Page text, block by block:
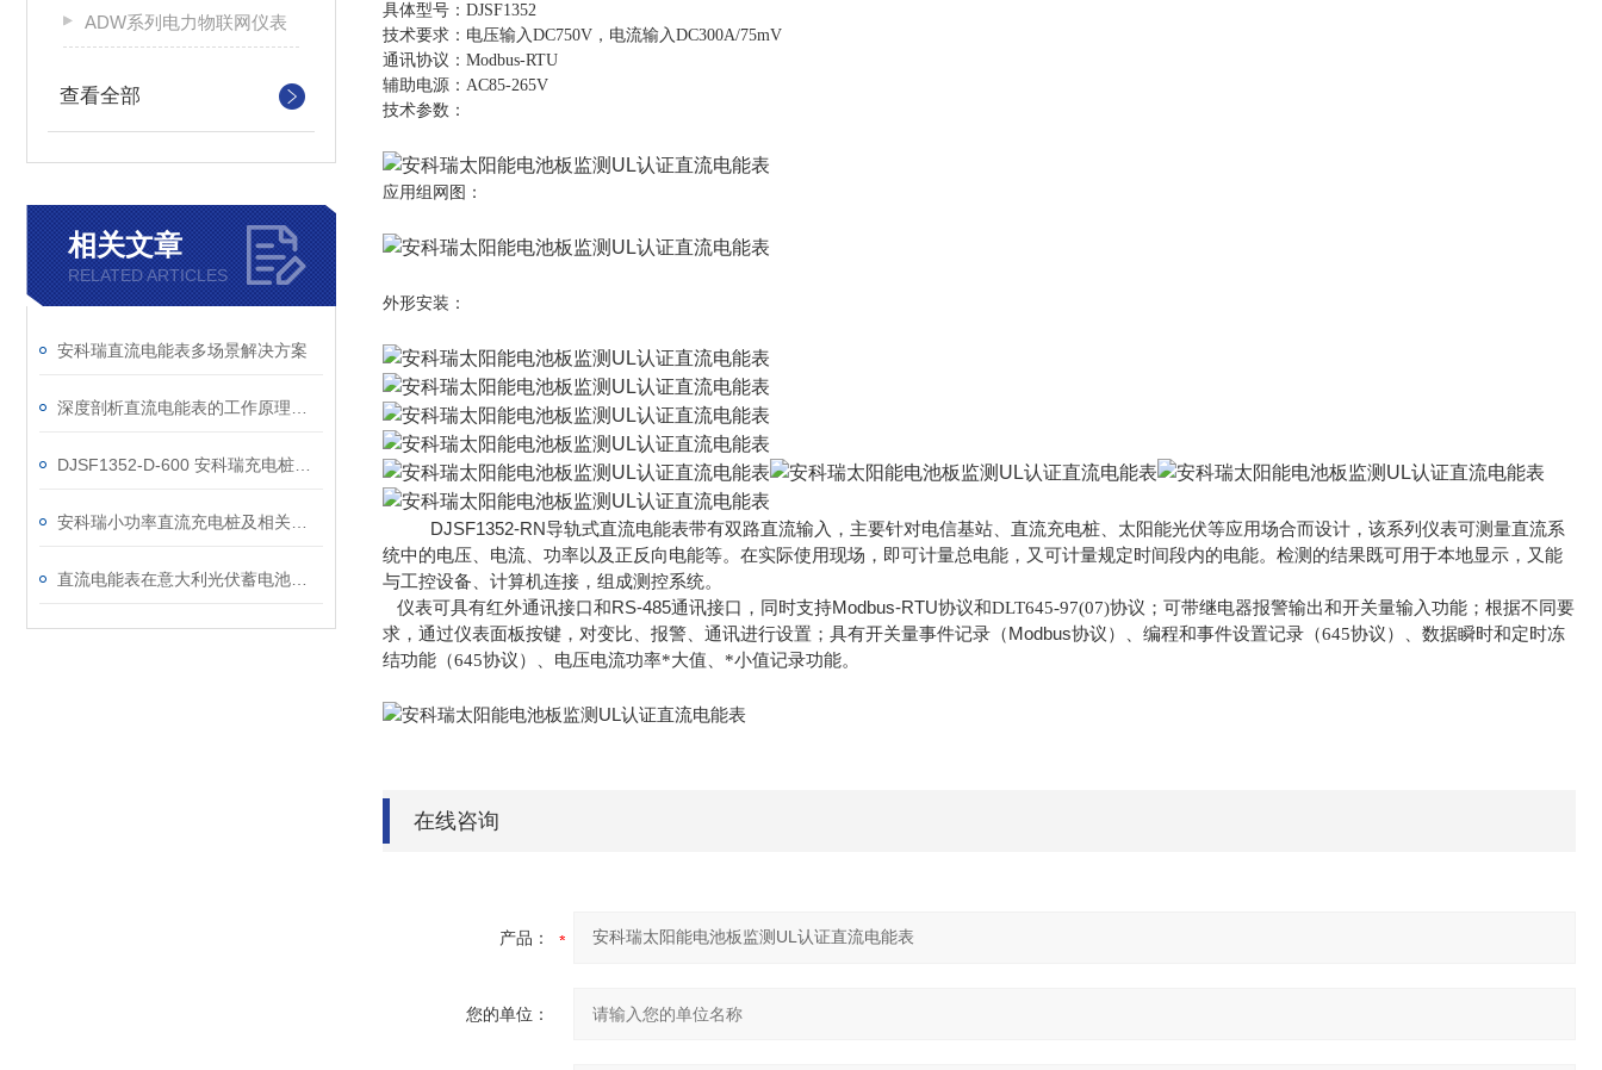
ADW系列电力物联网仪表
查看全部
相关文章
RELATED ARTICLES
安科瑞直流电能表多场景解决方案
具体型号：DJSF1352
技术要求：电压输入DC750V，电流输入DC300A/75mV
通讯协议：Modbus-RTU
辅助电源：AC85-265V
技术参数：
应用组网图：
外形安装：
DJSF1352-RN导轨式直流电能表带有双路直流输入，主要针对电信基站、直流充电桩、太阳能光伏等应用场合而设计，该系列仪表可测量直流系
统中的电压、电流、功率以及正反向电能等。在实际使用现场，即可计量总电能，又可计量规定时间段内的电能。检测的结果既可用于本地显示，又能
与工控设备、计算机连接，组成测控系统。
仪表可具有红外通讯接口和RS-485通讯接口，同时支持Modbus-RTU协议和DLT645-97(07)协议；可带继电器报警输出和开关量输入功能；根据不同要
求，通过仪表面板按键，对变比、报警、通讯进行设置；具有开关量事件记录（ Modbus协议）、编程和事件设置记录（645协议）、数据瞬时和定时冻
结功能（645协议）、电压电流功率*大值、*小值记录功能。
在线咨询
产品：
您的单位：